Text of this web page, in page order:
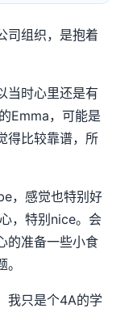
司组织，是抱着
当时心里还是有
Emma，可能是
得比较靠谱，所
，感觉也特别好
，特别nice。会
的准备一些小食
我只是个4A的学